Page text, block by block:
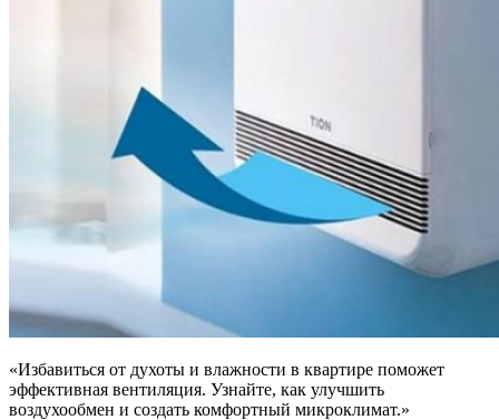
«Избавиться от духоты и влажности в квартире поможет
эффективная вентиляция. Узнайте, как улучшить
воздухообмен и создать комфортный микроклимат.»